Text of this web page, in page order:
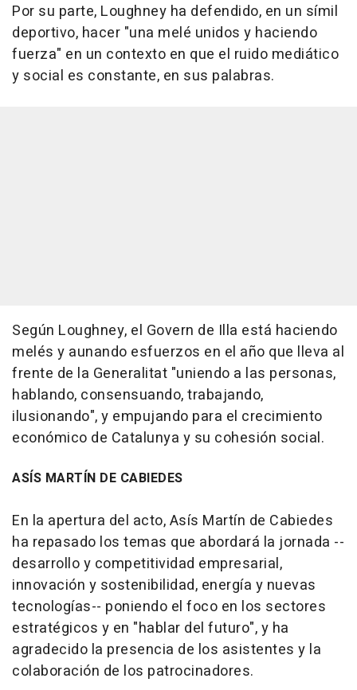
Por su parte, Loughney ha defendido, en un símil
deportivo, hacer "una melé unidos y haciendo
fuerza" en un contexto en que el ruido mediático
y social es constante, en sus palabras.
Según Loughney, el Govern de Illa está haciendo
melés y aunando esfuerzos en el año que lleva al
frente de la Generalitat "uniendo a las personas,
hablando, consensuando, trabajando,
ilusionando", y empujando para el crecimiento
económico de Catalunya y su cohesión social.
ASÍS MARTÍN DE CABIEDES
En la apertura del acto, Asís Martín de Cabiedes
ha repasado los temas que abordará la jornada --
desarrollo y competitividad empresarial,
innovación y sostenibilidad, energía y nuevas
tecnologías-- poniendo el foco en los sectores
estratégicos y en "hablar del futuro", y ha
agradecido la presencia de los asistentes y la
colaboración de los patrocinadores.